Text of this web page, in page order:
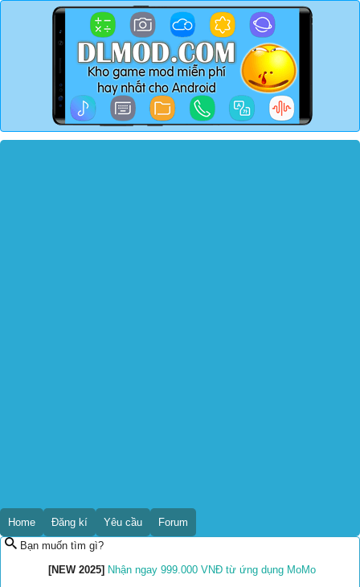
Home Đăng kí Yêu cầu
Forum
Bạn muốn tìm gì?
[NEW 2025] Nhận ngay 999.000 VNĐ từ ứng dụng MoMo